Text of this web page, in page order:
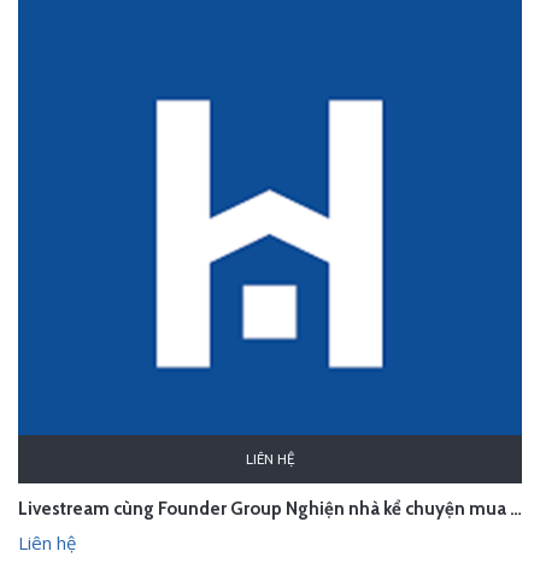
LIÊN HỆ
Livestream cùng Founder Group Nghiện nhà kể chuyện mua nhà, chọn phong cách sống
Liên hệ